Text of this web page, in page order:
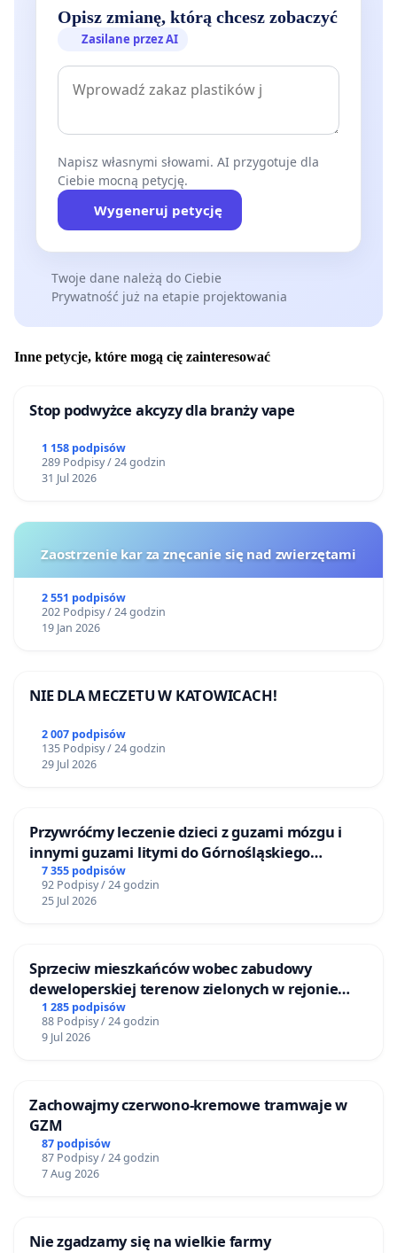
Opisz zmianę, którą chcesz zobaczyć
Zasilane przez AI
Napisz własnymi słowami. AI przygotuje dla
Ciebie mocną petycję.
Wygeneruj petycję
Twoje dane należą do Ciebie
Prywatność już na etapie projektowania
Inne petycje, które mogą cię zainteresować
Stop podwyżce akcyzy dla branży vape
1 158 podpisów
289 Podpisy / 24 godzin
31 Jul 2026
Zaostrzenie kar za znęcanie się nad zwierzętami
2 551 podpisów
202 Podpisy / 24 godzin
19 Jan 2026
NIE DLA MECZETU W KATOWICACH!
2 007 podpisów
135 Podpisy / 24 godzin
29 Jul 2026
Przywróćmy leczenie dzieci z guzami mózgu i
innymi guzami litymi do Górnośląskiego
Centrum Zdrowia Dziecka w Katowicach
7 355 podpisów
92 Podpisy / 24 godzin
25 Jul 2026
Sprzeciw mieszkańców wobec zabudowy
deweloperskiej terenow zielonych w rejonie
Bulwarów Straceńskich w Bielsku-Białej
1 285 podpisów
88 Podpisy / 24 godzin
9 Jul 2026
Zachowajmy czerwono-kremowe tramwaje w
GZM
87 podpisów
87 Podpisy / 24 godzin
7 Aug 2026
Nie zgadzamy się na wielkie farmy